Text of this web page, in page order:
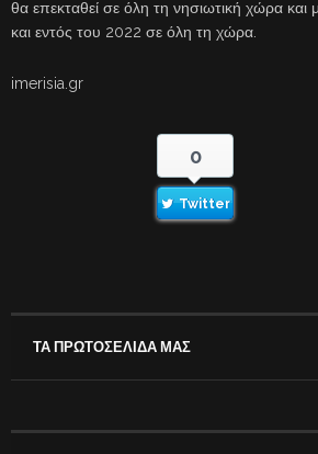
θα επεκταθεί σε όλη τη νησιωτική χώρα και
και εντός του 2022 σε όλη τη χώρα.
imerisia.gr
0
Twitter
ΤΑ ΠΡΩΤΟΣΕΛΙΔΑ ΜΑΣ